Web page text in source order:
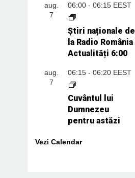
aug.
7
06:00- 06:15 EEST
Știri naționale de
la Radio România
Actualități 6:00
aug.
7
06:15- 06:20 EEST
Cuvântul lui
Dumnezeu
pentru astăzi
Vezi Calendar